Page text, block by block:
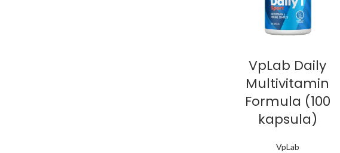
VpLab Daily
Multivitamin
Formula (100
kapsula)
VpLab